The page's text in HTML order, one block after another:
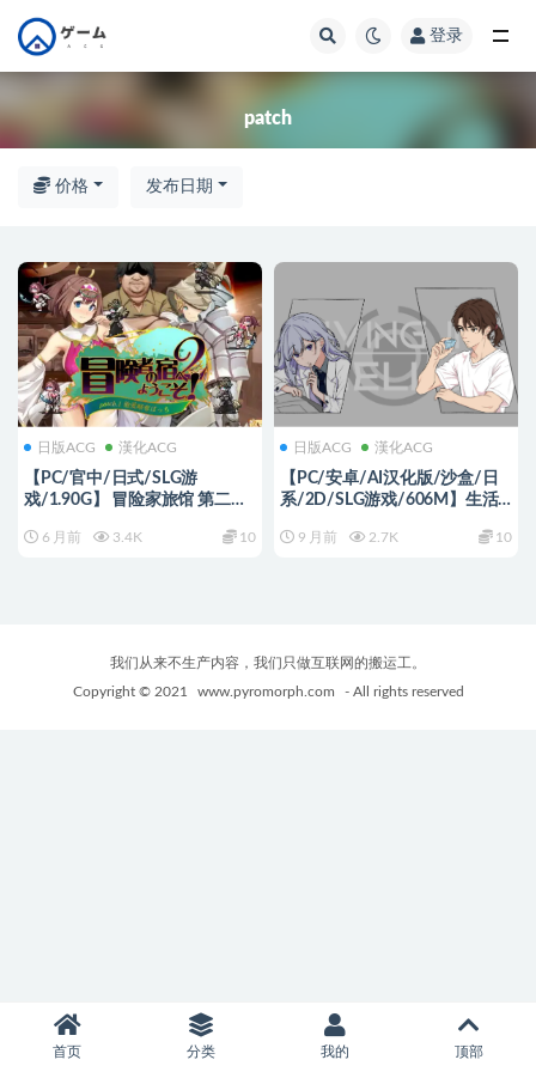
登录
patch
价格 发布日期
日版ACG 漢化ACG
【PC/官中/日式/SLG游
戏/1.90G】 冒险家旅馆 第二代
こそ!2 patch.1+2）官方中文版
6 月前 3.4K 10
日版ACG 漢化ACG
【PC/安卓/AI汉化版/沙盒/日
系/2D/SLG游戏/606M】生活
Ver0.3 Patch 3 AI汉化版+PC+安
9 月前 2.7K 10
我们从来不生产内容，我们只做互联网的搬运工。
Copyright © 2021
www.pyromorph.com - All rights reserved
首页 分类 我的 顶部